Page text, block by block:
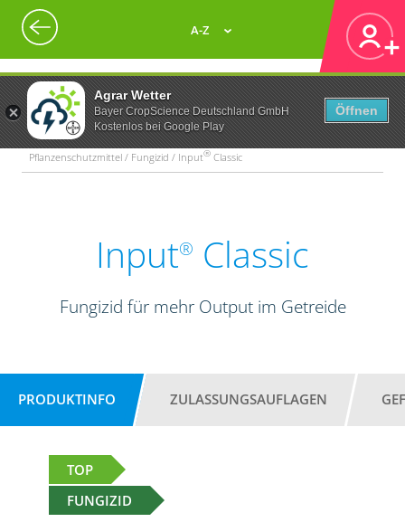
Agrar Wetter
Bayer CropScience Deutschland GmbH
Kostenlos bei Google Play
Öffnen
A-Z
Pflanzenschutzmittel / Fungizid / Input® Classic
Input® Classic
Fungizid für mehr Output im Getreide
PRODUKTINFO ZULASSUNGSAUFLAGEN
TOP
FUNGIZID